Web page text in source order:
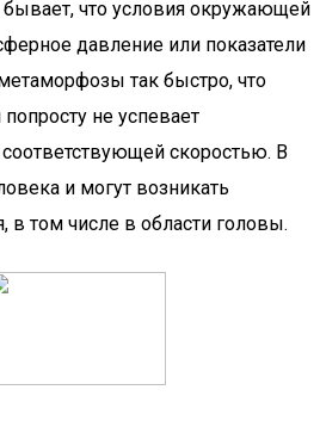
бывает, что условия окружающей
давление или показатели
так быстро, что
не успевает
скоростью. В
и могут возникать
том числе в области головы.